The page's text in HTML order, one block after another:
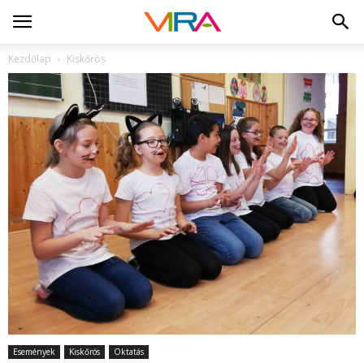
Kezdőlap Kiskőrös
Események Kiskőrös Oktatás